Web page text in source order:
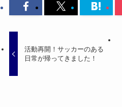
活動再開！サッカーのある
日常が帰ってきました！